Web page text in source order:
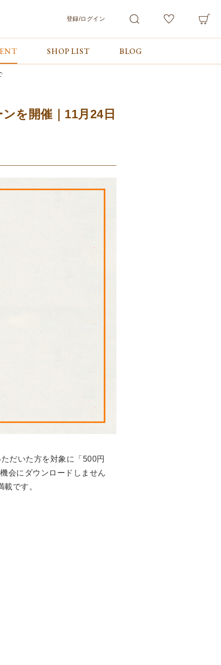
会員サービス
ご利用ガイド/お問合せ
登録/ログイン
検索
SHOP LIST BLOG
を開催｜11月24日
だいた方を対象に「500円
会にダウンロードしません
です。